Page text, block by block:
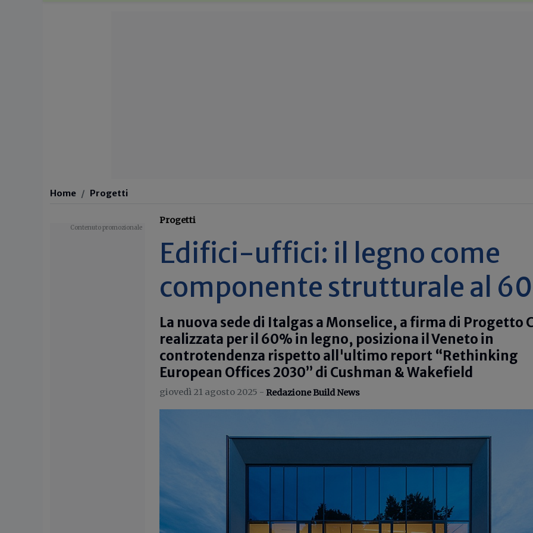
Home Progetti
Progetti
Edifici-uffici: il legno come
componente strutturale al
La nuova sede di Italgas a Monselice, a firma di Progetto
realizzata per il 60% in legno, posiziona il Veneto in
controtendenza rispetto all'ultimo report “Rethinking
European Offices 2030” di Cushman & Wakefield
giovedì 21 agosto 2025 - Redazione Build News